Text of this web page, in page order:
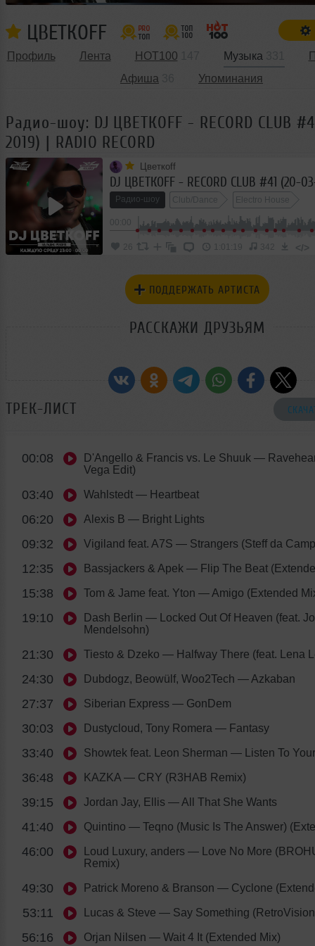
ЦВЕТКОFF
Профиль Лента HOT100 Музыка
Афиша
Упоминания
Радио-шоу: DJ ЦВЕТКОFF - RECORD CLUB
2019) | RADIO RECORD
Цветкоff
Радио-шоу Club/Dance Electro House
26 1:01:19 342 </>
ПОДДЕРЖАТЬ АРТИСТА
РАССКАЖИ ДРУЗЬЯМ
ТРЕК-ЛИСТ
00:08 D'Angello & Francis vs. Le Shuuk —
Vega Edit)
03:40 Wahlstedt — Heartbeat
06:20 Alexis B — Bright Lights
09:32 Vigiland feat. A7S — Strangers (Steff da
12:35 Bassjackers & Apek — Flip The Beat
15:38 Tom & Jame feat. Yton — Amigo (Extended
19:10 Dash Berlin — Locked Out Of Heaven (feat.
Mendelsohn)
21:30 Tiesto & Dzeko — Halfway There (feat. Lena
24:30 Dubdogz, Beowülf, Woo2Tech — Azkaban
27:37 Siberian Express — GonDem
30:03 Dustycloud, Tony Romera — Fantasy
33:40 Showtek feat. Leon Sherman — Listen To
36:48 KAZKA — CRY (R3HAB Remix)
39:15 Jordan Jay, Ellis — All That She Wants
41:40 Quintino — Teqno (Music Is The Answer)
46:00 Loud Luxury, anders — Love No More
Remix)
49:30 Patrick Moreno & Branson — Cyclone
53:11 Lucas & Steve — Say Something
56:16 Orjan Nilsen — Wait 4 It (Extended Mix)